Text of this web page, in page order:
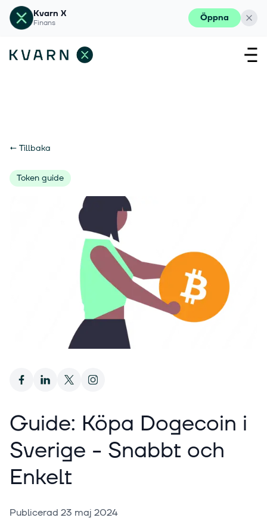
Kvarn X
Finans Öppna
← Tillbaka
Token guide
Guide: Köpa Dogecoin i
Sverige - Snabbt och
Enkelt
Publicerad 23 maj 2024